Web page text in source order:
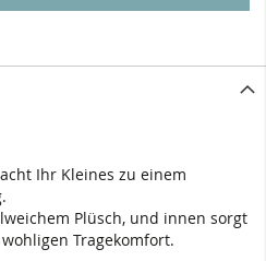
Ihr Kleines zu einem
Plüsch, und innen sorgt
Tragekomfort.